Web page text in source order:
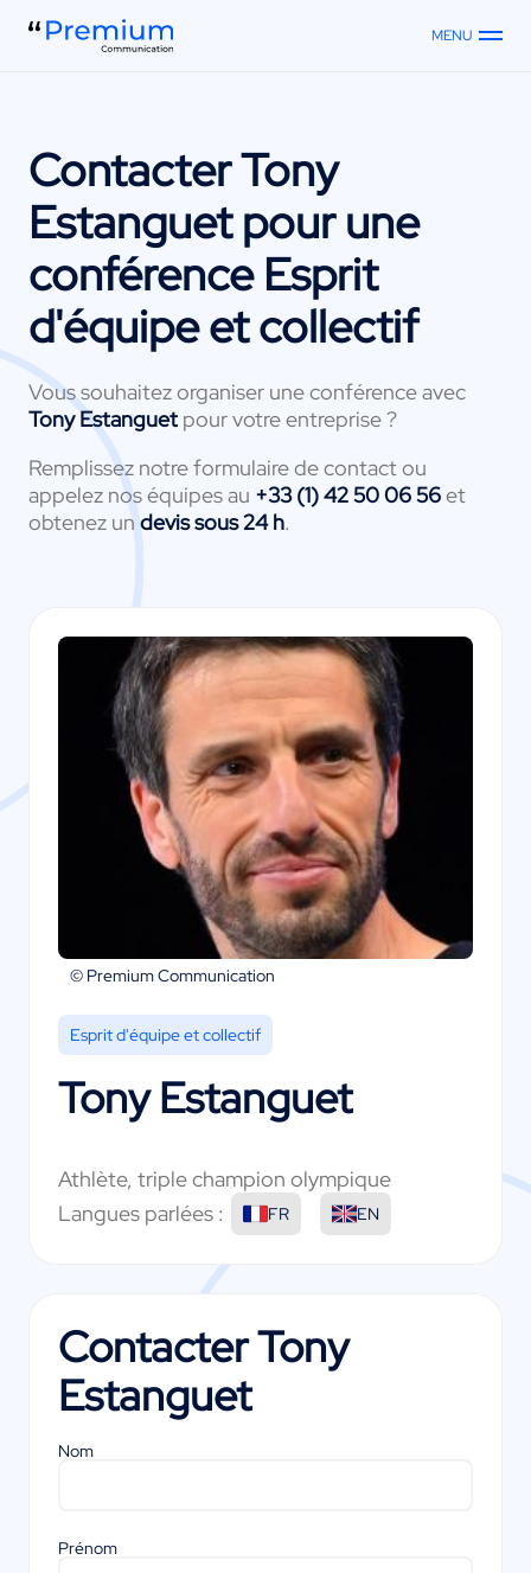
MENU
ContacterTony
Estanguetpour une
conférence Esprit
d'équipe et collectif
Vous souhaitez organiser une conférence avec
Tony Estanguet pour votre entreprise ?
Remplissez notre formulaire de contact ou
appelez nos équipes au +33 (1) 42 50 06 56et
obtenez un devis sous 24 h.
© Premium Communication
Esprit d'équipe et collectif
Tony Estanguet
Athlète, triple champion olympique
Langues parlées :
FR EN
ContacterTony
Estanguet
Nom
Prénom